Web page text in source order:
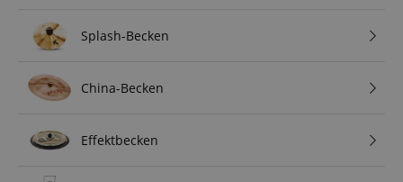
Splash-Becken
China-Becken
Effektbecken